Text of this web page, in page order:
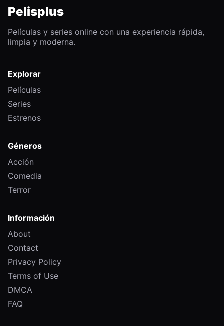
Pelisplus
Películas y series online con una experiencia rápida,
limpia y moderna.
Explorar
Películas
Series
Estrenos
Géneros
Acción
Comedia
Terror
Información
About
Contact
Privacy Policy
Terms of Use
DMCA
FAQ